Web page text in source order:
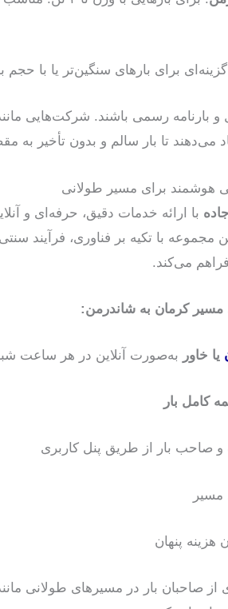
برای بارهای سنگین‌تر یا با حجم بالا،
و بارنامه رسمی باشند. شرکت‌هایی
می‌دهند تا بار سالم و بدون تأخیر به
هوشمند برای مسیر طولانی
با ارائه خدمات دقیق، حرفه‌ای و
مجموعه با تکیه بر فناوری، فرآیند
می‌کند.
مسیر کرمان به شاندرمن:
یا خاور به‌صورت آنلاین در هر ساعت
کامل بار
و صاحب بار از طریق پنل کاربری
پنهان
صاحبان بار در مسیرهای طولانی